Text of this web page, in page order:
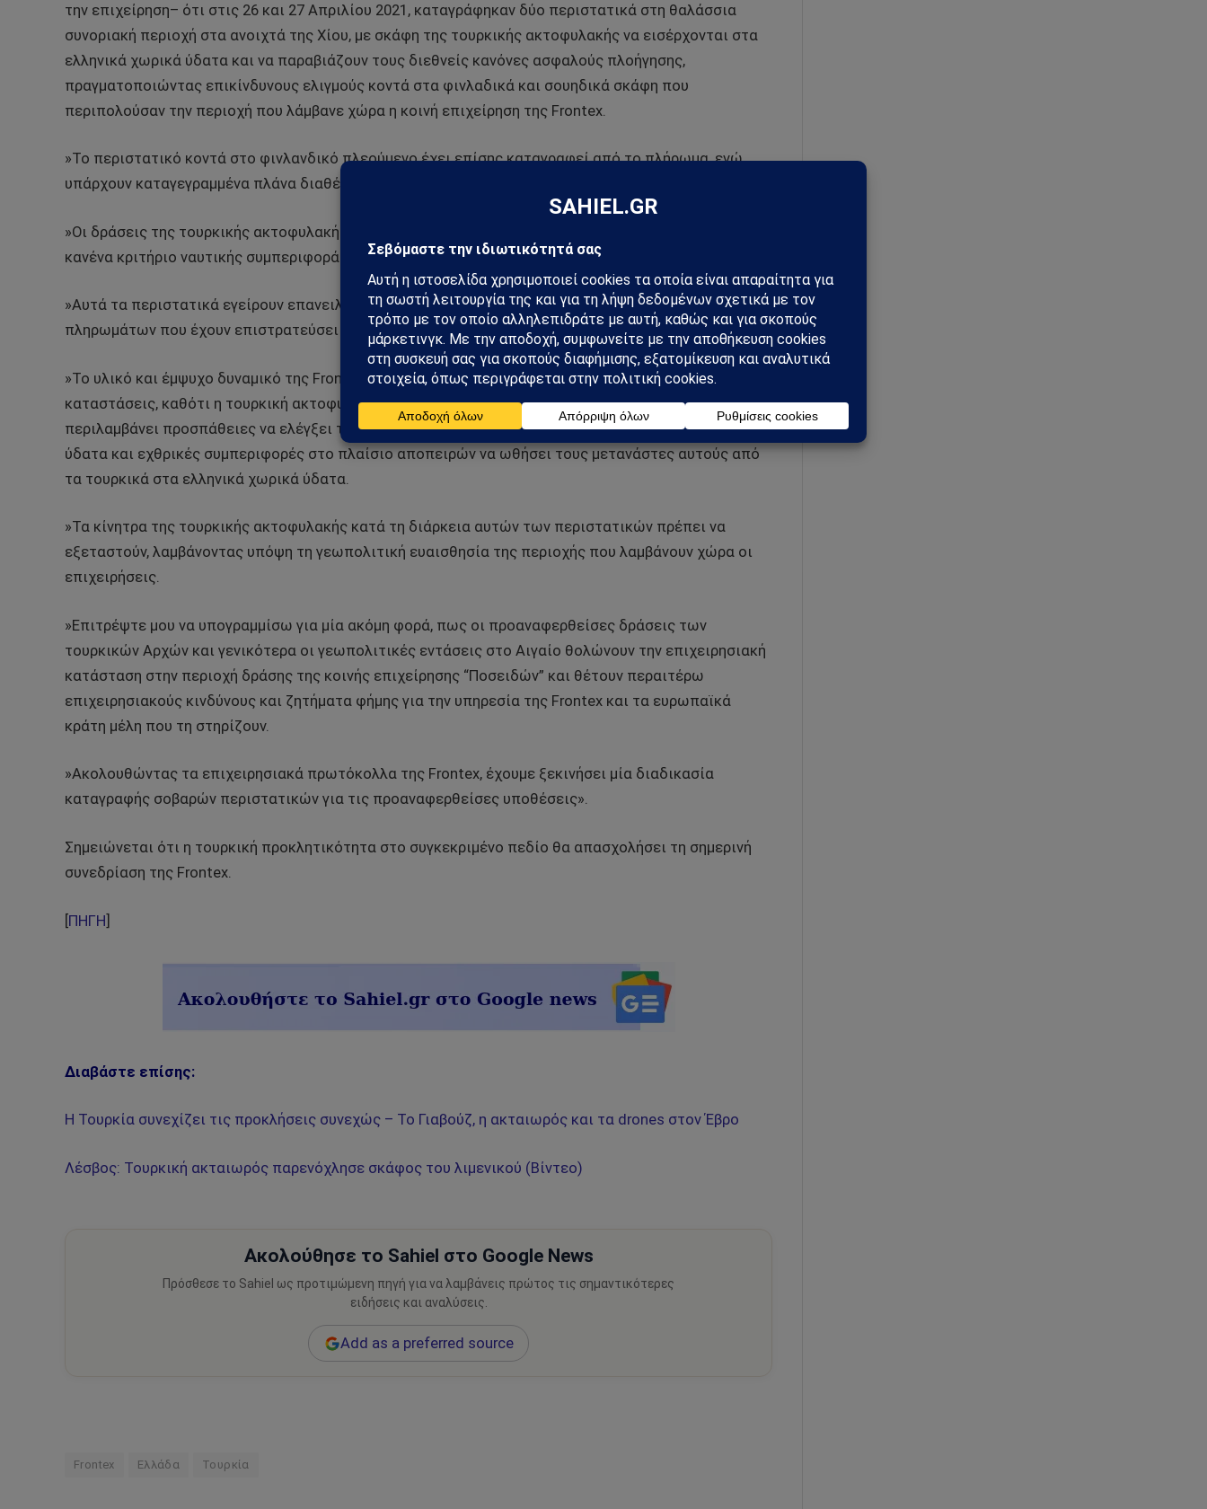
την επιχείρηση– ότι στις 26 και 27 Απριλίου 2021, καταγράφηκαν δύο περιστατικά στη θαλάσσια
συνοριακή περιοχή στα ανοιχτά της Χίου, με σκάφη της τουρκικής ακτοφυλακής να εισέρχονται στα
ελληνικά χωρικά ύδατα και να παραβιάζουν τους διεθνείς κανόνες ασφαλούς πλοήγησης,
πραγματοποιώντας επικίνδυνους ελιγμούς κοντά στα φινλαδικά και σουηδικά σκάφη που
περιπολούσαν την περιοχή που λάμβανε χώρα η κοινή επιχείρηση της Frontex.
»Το περιστατικό κοντά στο φινλανδικό πλεούμενο έχει επίσης καταγραφεί από το πλήρωμα, ενώ
υπάρχουν καταγεγραμμένα πλάνα διαθέσιμα για περαιτέρω εξέταση.
»Οι δράσεις της τουρκικής ακτοφυλακής δεν σέβονται κανένα πρωτόκολλο φύλαξης των ακτών και
κανένα κριτήριο ναυτικής συμπεριφοράς.
»Αυτά τα περιστατικά εγείρουν επανειλημμένα ανησυχίες για την ασφάλεια των σκαφών και των
πληρωμάτων που έχουν επιστρατεύσει τα κράτη μέλη της Ε.Ε. στην κοινή επιχείρηση “Ποσειδών”.
»Το υλικό και έμψυχο δυναμικό της Frontex στην περιοχή πρέπει συνεχώς να αξιολογεί τις
καταστάσεις, καθότι η τουρκική ακτοφυλακή ακόμη πραγματοποιεί έναν συνδυασμό δράσεων, που
περιλαμβάνει προσπάθειες να ελέγξει τους μετανάστες που εντοπίζονται στα τουρκικά χωρικά
ύδατα και εχθρικές συμπεριφορές στο πλαίσιο αποπειρών να ωθήσει τους μετανάστες αυτούς από
τα τουρκικά στα ελληνικά χωρικά ύδατα.
»Τα κίνητρα της τουρκικής ακτοφυλακής κατά τη διάρκεια αυτών των περιστατικών πρέπει να
εξεταστούν, λαμβάνοντας υπόψη τη γεωπολιτική ευαισθησία της περιοχής που λαμβάνουν χώρα οι
επιχειρήσεις.
»Επιτρέψτε μου να υπογραμμίσω για μία ακόμη φορά, πως οι προαναφερθείσες δράσεις των
τουρκικών Αρχών και γενικότερα οι γεωπολιτικές εντάσεις στο Αιγαίο θολώνουν την επιχειρησιακή
κατάσταση στην περιοχή δράσης της κοινής επιχείρησης “Ποσειδών” και θέτουν περαιτέρω
επιχειρησιακούς κινδύνους και ζητήματα φήμης για την υπηρεσία της Frontex και τα ευρωπαϊκά
κράτη μέλη που τη στηρίζουν.
»Ακολουθώντας τα επιχειρησιακά πρωτόκολλα της Frontex, έχουμε ξεκινήσει μία διαδικασία
καταγραφής σοβαρών περιστατικών για τις προαναφερθείσες υποθέσεις».
Σημειώνεται ότι η τουρκική προκλητικότητα στο συγκεκριμένο πεδίο θα απασχολήσει τη σημερινή
συνεδρίαση της Frontex.
ΠΗΓΗ
Διαβάστε επίσης:
Η Τουρκία συνεχίζει τις προκλήσεις συνεχώς – Το Γιαβούζ, η ακταιωρός και τα drones στον Έβρο
Λέσβος: Τουρκική ακταιωρός παρενόχλησε σκάφος του λιμενικού (Βίντεο)
Ακολούθησε το Sahiel στο Google News
Πρόσθεσε το Sahiel ως προτιμώμενη πηγή για να λαμβάνεις πρώτος τις σημαντικότερες
ειδήσεις και αναλύσεις.
Add as a preferred source
Frontex Ελλάδα Τουρκία